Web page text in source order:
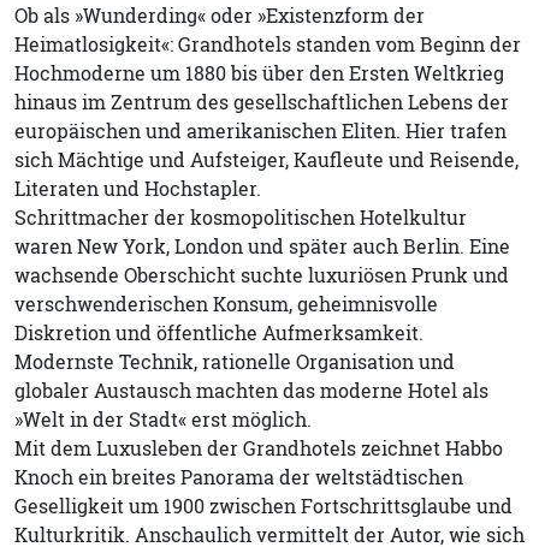
Ob als »Wunderding« oder »Existenzform der
Heimatlosigkeit«: Grandhotels standen vom Beginn der
Hochmoderne um 1880 bis über den Ersten Weltkrieg
hinaus im Zentrum des gesellschaftlichen Lebens der
europäischen und amerikanischen Eliten. Hier trafen
sich Mächtige und Aufsteiger, Kaufleute und Reisende,
Literaten und Hochstapler.
Schrittmacher der kosmopolitischen Hotelkultur
waren New York, London und später auch Berlin. Eine
wachsende Oberschicht suchte luxuriösen Prunk und
verschwenderischen Konsum, geheimnisvolle
Diskretion und öffentliche Aufmerksamkeit.
Modernste Technik, rationelle Organisation und
globaler Austausch machten das moderne Hotel als
»Welt in der Stadt« erst möglich.
Mit dem Luxusleben der Grandhotels zeichnet Habbo
Knoch ein breites Panorama der weltstädtischen
Geselligkeit um 1900 zwischen Fortschrittsglaube und
Kulturkritik. Anschaulich vermittelt der Autor, wie sich